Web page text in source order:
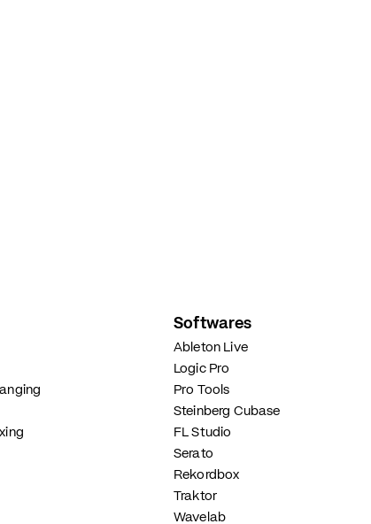
Softwares
Ableton Live
Logic Pro
Pro Tools
Steinberg Cubase
FL Studio
Serato
Rekordbox
Traktor
Wavelab